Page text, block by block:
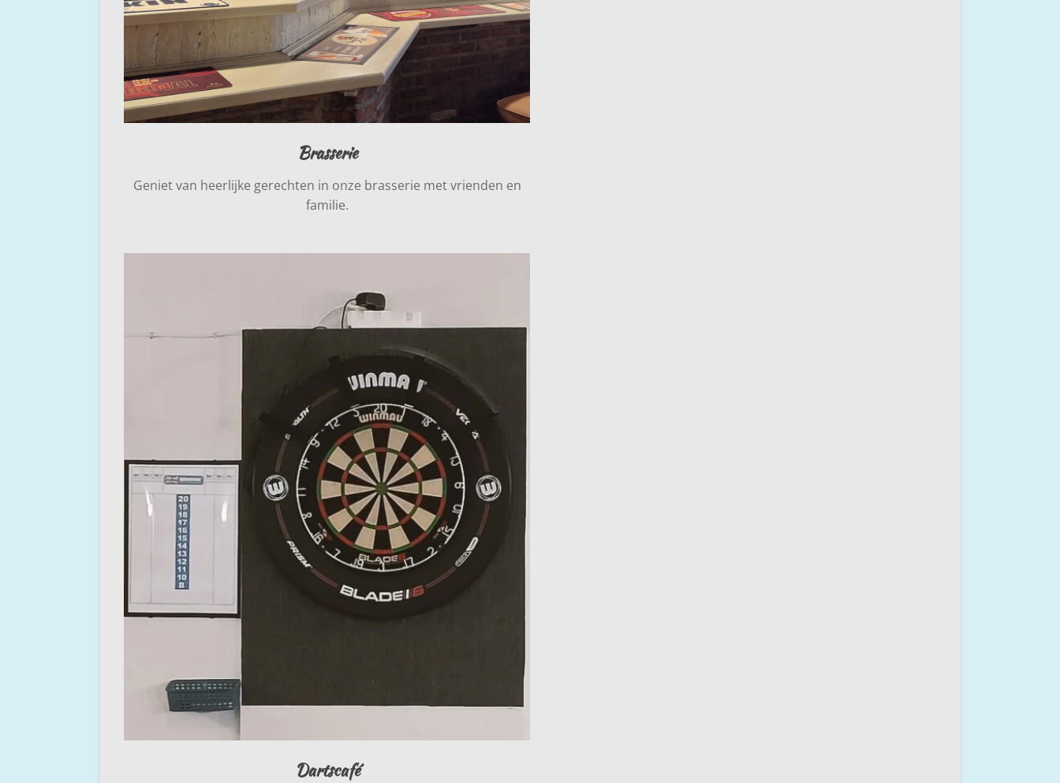
Brasserie
Geniet van heerlijke gerechten in onze brasserie met vrienden en
familie.
Dartscafé